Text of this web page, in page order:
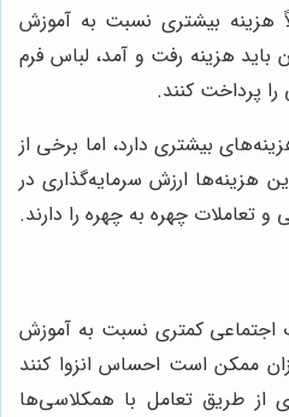
هزینه بیشتری نسبت به آموزش
باید هزینه رفت و آمد، لباس فرم
پرداخت کنند.
بیشتری دارد، اما برخی از
هزینه‌ها ارزش سرمایه‌گذاری در
چهره به چهره را دارند.
اجتماعی کمتری نسبت به آموزش
ممکن است احساس انزوا کنند
از طریق تعامل با همکلاسی‌ها